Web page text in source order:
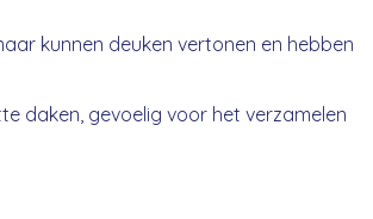
kunnen deuken vertonen en hebben
daken, gevoelig voor het verzamelen